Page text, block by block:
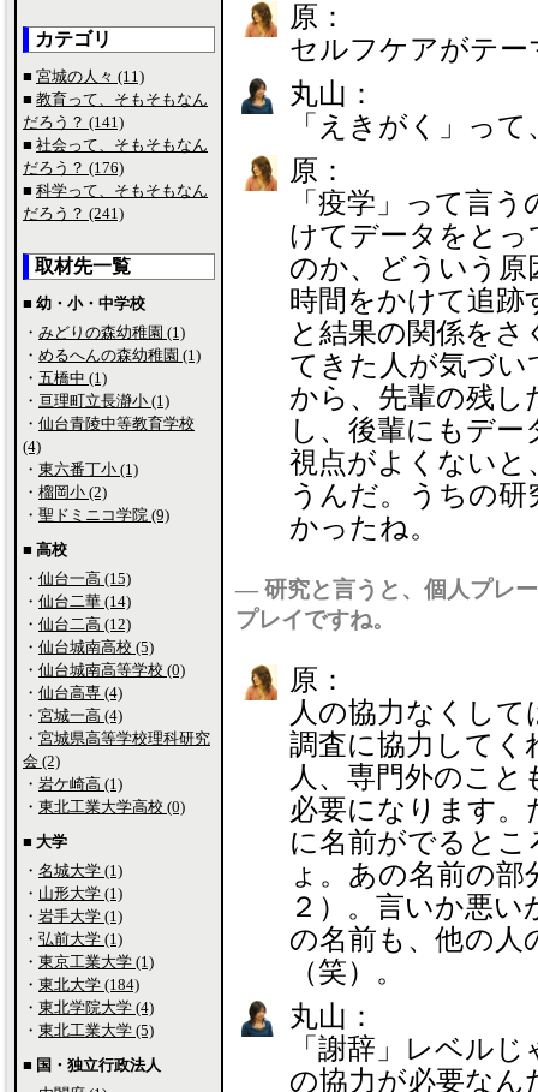
原：
セルフケアがテー
丸山：
「えきがく」って
原：
「疫学」って言
けてデータをと
のか、どういう
時間をかけて追
と結果の関係を
てきた人が気づ
から、先輩の残
し、後輩にもデ
視点がよくない
うんだ。うちの
かったね。
― 研究と言うと、個人プレ
プレイですね。
原：
人の協力なくし
調査に協力してく
人、専門外のこ
必要になります。
に名前がでると
ょ。あの名前の
２）。言いか悪
の名前も、他の人
（笑）。
丸山：
「謝辞」レベル
の協力が必要なん
カテゴリ
■ 宮城の人々 (11)
■ 教育って、そもそもなん
だろう？ (141)
■ 社会って、そもそもなん
だろう？ (176)
■ 科学って、そもそもなん
だろう？ (241)
取材先一覧
■ 幼・小・中学校
・ みどりの森幼稚園 (1)
・ めるへんの森幼稚園 (1)
・ 五橋中 (1)
・ 亘理町立長瀞小 (1)
・ 仙台青陵中等教育学校
(4)
・ 東六番丁小 (1)
・ 榴岡小 (2)
・ 聖ドミニコ学院 (9)
■ 高校
・ 仙台一高 (15)
・ 仙台二華 (14)
・ 仙台二高 (12)
・ 仙台城南高校 (5)
・ 仙台城南高等学校 (0)
・ 仙台高専 (4)
・ 宮城一高 (4)
・ 宮城県高等学校理科研究
会 (2)
・ 岩ケ崎高 (1)
・ 東北工業大学高校 (0)
■ 大学
・ 名城大学 (1)
・ 山形大学 (1)
・ 岩手大学 (1)
・ 弘前大学 (1)
・ 東京工業大学 (1)
・ 東北大学 (184)
・ 東北学院大学 (4)
・ 東北工業大学 (5)
■ 国・独立行政法人